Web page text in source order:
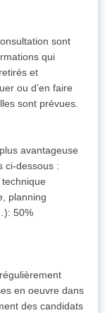
sont
qui
et
ou d’en faire
sont prévues.
avantageuse
ci-dessous :
planning
50%
en oeuvre dans
des candidats